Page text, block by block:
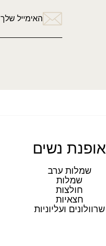
האימייל שלך
אופנת נשים
שמלות ערב
שמלות
חולצות
חצאיות
שרוולונים ועליוניות